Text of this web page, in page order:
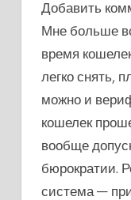
Добавить
Мне больше
время
легко снять,
можно и
кошелек
вообще
бюрократии.
система —